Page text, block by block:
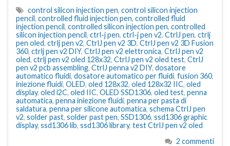
control silicon injection pen, control silicon injection
pencil, controlled fluid injection pen, controlled fluid
injection pencil, controlled silicon injection pen, controlled
silicon injection pencil, ctrl-j pen, ctrl-j pen v2, CtrlJ pen, ctrlj
pen oled, ctrlj pen v2, CtrlJ pen v2 3D, CtrlJ pen v2 3D Fusion
360, ctrlj pen v2 DIY, CtrlJ pen v2 elettronica, CtrlJ pen v2
oled, ctrlj pen v2 oled 128x32, CtrlJ pen v2 oled test, CtrlJ
pen v2 pcb assembling, CtrlJ penna v2 DIY, dosatore
automatico fluidi, dosatore automatico per fluidi, fusion 360,
iniezione fluidi, OLED, oled 128x32, oled 128x32 IIC, oled
display, oled i2C, oled IIC, OLED SSD1306, oled test, penna
automatica, penna iniezione fluidi, penna per pasta di
saldatura, penna per silicone automatica, schema CtrlJ pen
v2, solder past, solder past pen, SSD1306, ssd1306 graphic
display, ssd1306 lib, ssd1306 library, test CtrlJ pen v2 oled
2 commenti